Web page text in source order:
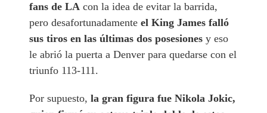
fans de LA con la idea de evitar la barrida,
pero desafortunadamenteel King James falló
sus tiros en las últimas dos posesiones y eso
le abrió la puerta a Denver para quedarse con el
triunfo 113-111.
Por supuesto,la gran figura fue Nikola Jokic,